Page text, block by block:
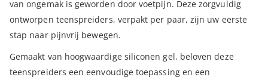
van ongemak is geworden door voetpijn. Deze zorgvuldig
ontworpen teenspreiders, verpakt per paar, zijn uw eerste
stap naar pijnvrij bewegen.
Gemaakt van hoogwaardige siliconen gel, beloven deze
teenspreiders een eenvoudige toepassing en een